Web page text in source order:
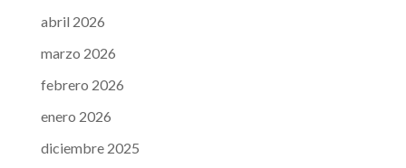
abril 2026
marzo 2026
febrero 2026
enero 2026
diciembre 2025